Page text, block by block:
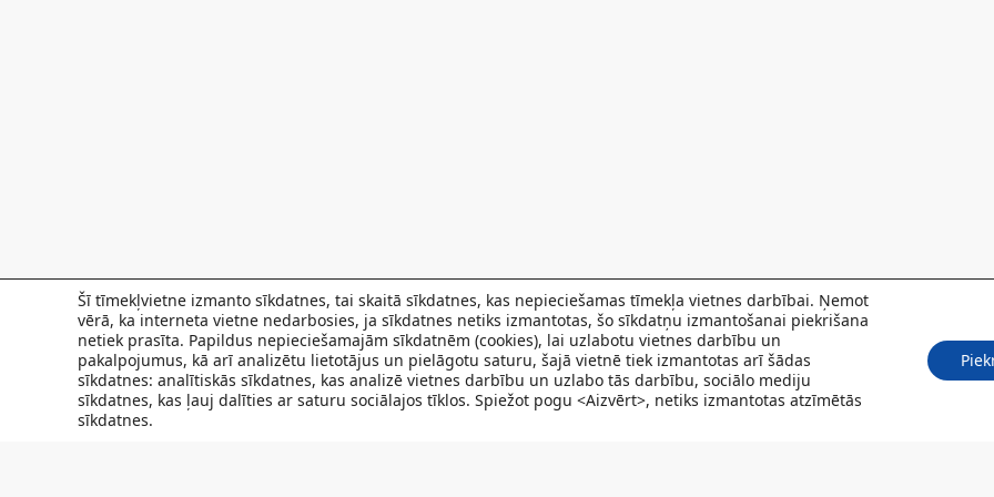
Šī tīmekļvietne izmanto sīkdatnes, tai skaitā sīkdatnes, kas nepieciešamas tīmekļa vietnes darbībai. Ņemot
vērā, ka interneta vietne nedarbosies, ja sīkdatnes netiks izmantotas, šo sīkdatņu izmantošanai piekrišana
netiek prasīta. Papildus nepieciešamajām sīkdatnēm (cookies), lai uzlabotu vietnes darbību un
pakalpojumus, kā arī analizētu lietotājus un pielāgotu saturu, šajā vietnē tiek izmantotas arī šādas
sīkdatnes: analītiskās sīkdatnes, kas analizē vietnes darbību un uzlabo tās darbību, sociālo mediju
sīkdatnes, kas ļauj dalīties ar saturu sociālajos tīklos. Spiežot pogu <Aizvērt>, netiks izmantotas atzīmētās
sīkdatnes.